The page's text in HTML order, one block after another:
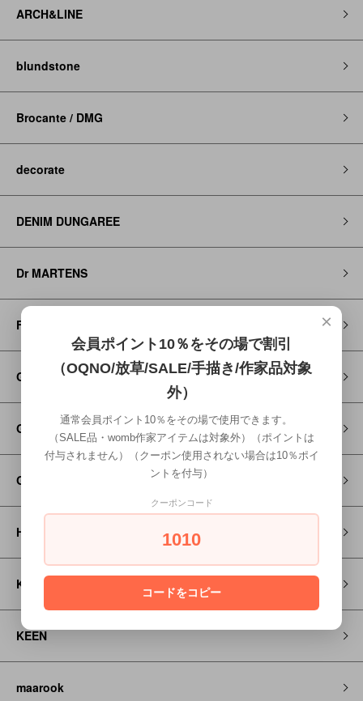
ARCH&LINE
blundstone
Brocante / DMG
decorate
DENIM DUNGAREE
Dr MARTENS
FITH
Go to Hollywood
GRAMICCI
GROOVY COLORS
HOSO
KAPITAL
KEEN
maarook
×
会員ポイント10％をその場で割引
（OQNO/放草/SALE/手描き/作家品対象
外）
通常会員ポイント10％をその場で使用できます。
（SALE品・womb作家アイテムは対象外）（ポイントは
付与されません）（クーポン使用されない場合は10％ポイ
ントを付与）
クーポンコード
1010
コードをコピー